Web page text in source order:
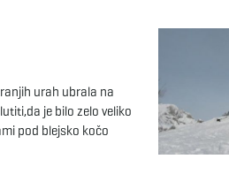
urah ubrala na
je bilo zelo veliko
pod blejsko kočo